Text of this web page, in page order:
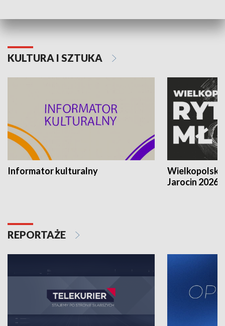
KULTURA I SZTUKA
Informator kulturalny
Jarocin 2026
REPORTAŻE